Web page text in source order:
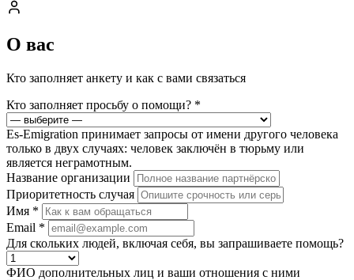
О вас
Кто заполняет анкету и как с вами связаться
Кто заполняет просьбу о помощи? *
Es-Emigration принимает запросы от имени другого человека
только в двух случаях: человек заключён в тюрьму или
является неграмотным.
Название организации
Приоритетность случая
Имя *
Email *
Для скольких людей, включая себя, вы запрашиваете помощь?
ФИО дополнительных лиц и ваши отношения с ними